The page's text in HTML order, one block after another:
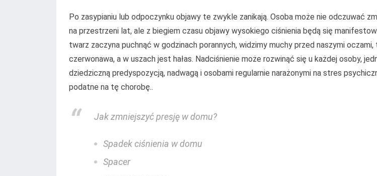
Po zasypianiu lub odpoczynku objawy te zwykle zanikają. Osoba może nie odczuwać
na przestrzeni lat, ale z biegiem czasu objawy wysokiego ciśnienia będą się
twarz zaczyna puchnąć w godzinach porannych, widzimy muchy przed naszymi
czerwonawa, a w uszach jest hałas. Nadciśnienie może rozwinąć się u każdej osoby,
dziedziczną predyspozycją, nadwagą i osobami regularnie narażonymi na stres
podatne na tę chorobę..
Jak zmniejszyć presję w domu?
Spadek ciśnienia w domu
Spacer